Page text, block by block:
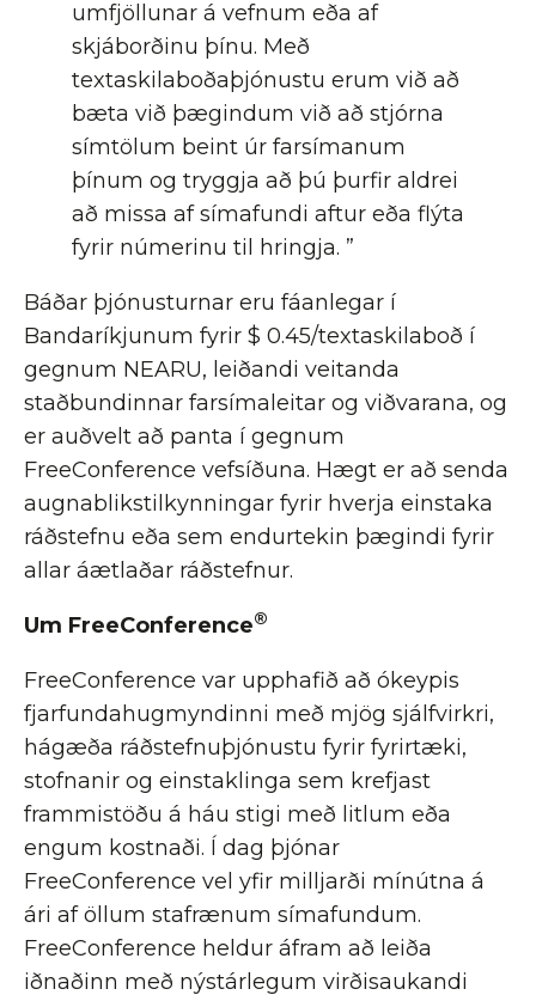
umfjöllunar á vefnum eða af
skjáborðinu þínu. Með
textaskilaboðaþjónustu erum við að
bæta við þægindum við að stjórna
símtölum beint úr farsímanum
þínum og tryggja að þú þurfir aldrei
að missa af símafundi aftur eða flýta
fyrir númerinu til hringja. ”
Báðar þjónusturnar eru fáanlegar í
Bandaríkjunum fyrir $ 0.45/textaskilaboð í
gegnum NEARU, leiðandi veitanda
staðbundinnar farsímaleitar og viðvarana, og
er auðvelt að panta í gegnum
FreeConference vefsíðuna. Hægt er að senda
augnablikstilkynningar fyrir hverja einstaka
ráðstefnu eða sem endurtekin þægindi fyrir
allar áætlaðar ráðstefnur.
Um FreeConference®
FreeConference var upphafið að ókeypis
fjarfundahugmyndinni með mjög sjálfvirkri,
hágæða ráðstefnuþjónustu fyrir fyrirtæki,
stofnanir og einstaklinga sem krefjast
frammistöðu á háu stigi með litlum eða
engum kostnaði. Í dag þjónar
FreeConference vel yfir milljarði mínútna á
ári af öllum stafrænum símafundum.
FreeConference heldur áfram að leiða
iðnaðinn með nýstárlegum virðisaukandi